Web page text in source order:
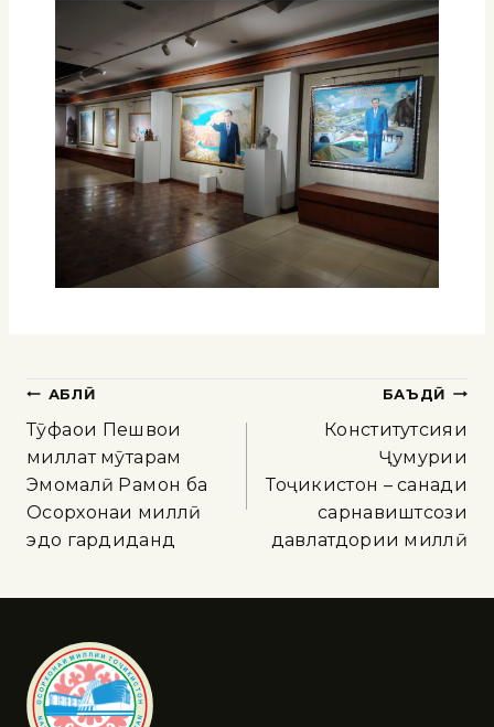
ҚАБЛӢ
Тӯҳфаҳои Пешвои
миллат мӯҳтарам
Эмомалӣ Раҳмон ба
Осорхонаи миллӣ
эҳдо гардиданд
БАЪДӢ
Конститутсияи
Ҷумҳурии
Тоҷикистон – санади
сарнавиштсози
давлатдории миллӣ